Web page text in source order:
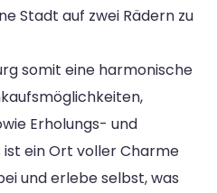
Stadt auf zwei Rädern zu
somit eine harmonische
Erholungs- und
ist ein Ort voller Charme
und erlebe selbst, was